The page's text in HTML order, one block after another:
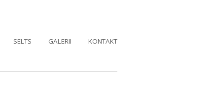
SELTS GALERII KONTAKT